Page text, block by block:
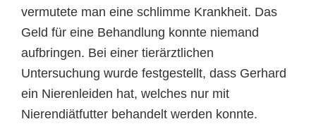
vermutete man eine schlimme Krankheit. Das
Geld für eine Behandlung konnte niemand
aufbringen. Bei einer tierärztlichen
Untersuchung wurde festgestellt, dass Gerhard
ein Nierenleiden hat, welches nur mit
Nierendiätfutter behandelt werden konnte.